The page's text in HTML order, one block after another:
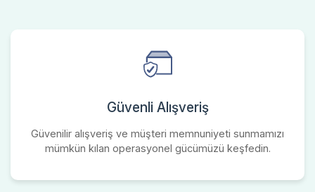
Güvenli Alışveriş
Güvenilir alışveriş ve müşteri memnuniyeti sunmamızı
mümkün kılan operasyonel gücümüzü keşfedin.